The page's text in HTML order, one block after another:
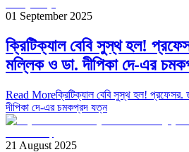
01 September 2025
ক্রিটিক্যাল বেবি সুস্থ হল!
মল্লিক ও ডা. দীপিকা দে-এর
Read Moreক্রিটিক্যাল বেবি সুস্থ হল!
দীপিকা দে-এর চমকপ্রদ যত্ন
21 August 2025